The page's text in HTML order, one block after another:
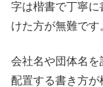
字は楷書で丁寧
けた方が無難です
会社名や団体名を
配置する書き方が